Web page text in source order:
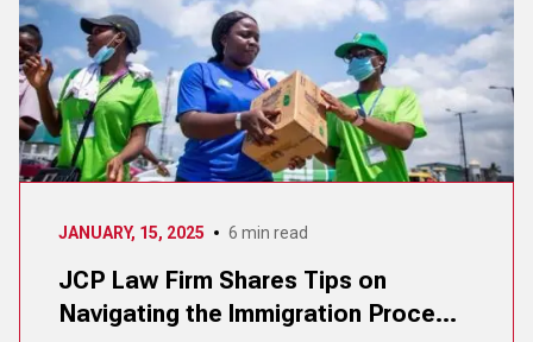
JANUARY, 15, 2025 6 min read
JCP Law Firm Shares Tips on
Navigating the Immigration Proce...